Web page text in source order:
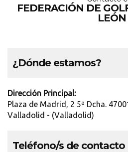
FEDERACIÓN DE
LEÓN
¿Dónde estamos?
Dirección Principal:
Plaza de Madrid, 2 5ª Dcha.
Valladolid - (Valladolid)
Teléfono/s de contacto